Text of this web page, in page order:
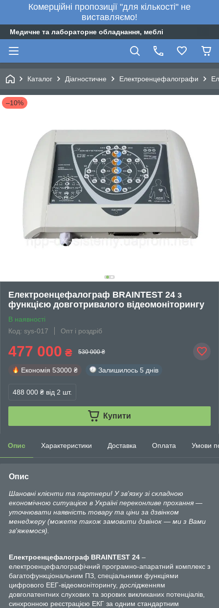
Комерційні пропозиції "для кількості" не
виставляємо!
Медичне та лабораторне обладнання, меблі
Каталог Діагностичне Електроенцефалографи
–10%
Електроенцефалограф BRAINTEST 24 з
функцією довготривалого відеомоніторингу
В наявності
Код: sys-017
Опт і роздріб
477 000 ₴ 530 000 ₴
Економія 53000 ₴ Залишилось 5 днів
488 000 ₴ від 2 шт.
Купити
Опис Характеристики Доставка Оплата Умови
Опис
Шановні клієнти та партнери! У зв'язку зі складною
економічною ситуацією в Україні переконливе прохання —
уточнювати наявність товару та ціни за дзвінком
менеджеру (можете також замовити дзвінок — ми з Вами
зв'яжемося).
Електроенцефалограф BRAINTEST 24 –
електроенцефалографічний програмно-апаратний комплекс з
багатофункціональним ПЗ, спеціальними функціями
цифрового ЕЕГ-відеомоніторингу, дослідженням
довголатентних слухових та зорових викликаних потенціалів,
синхронною реєстрацією ЕКГ за одним стандартним